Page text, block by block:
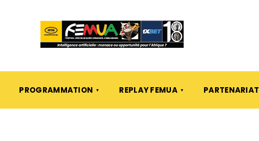
PROGRAMMATION REPLAY FEMUA PARTENARIAT